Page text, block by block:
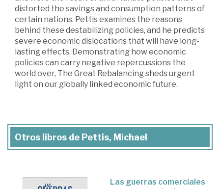
distorted the savings and consumption patterns of
certain nations. Pettis examines the reasons
behind these destabilizing policies, and he predicts
severe economic dislocations that will have long-
lasting effects. Demonstrating how economic
policies can carry negative repercussions the
world over, The Great Rebalancing sheds urgent
light on our globally linked economic future.
Otros libros de Pettis, Michael
Las guerras comerciales